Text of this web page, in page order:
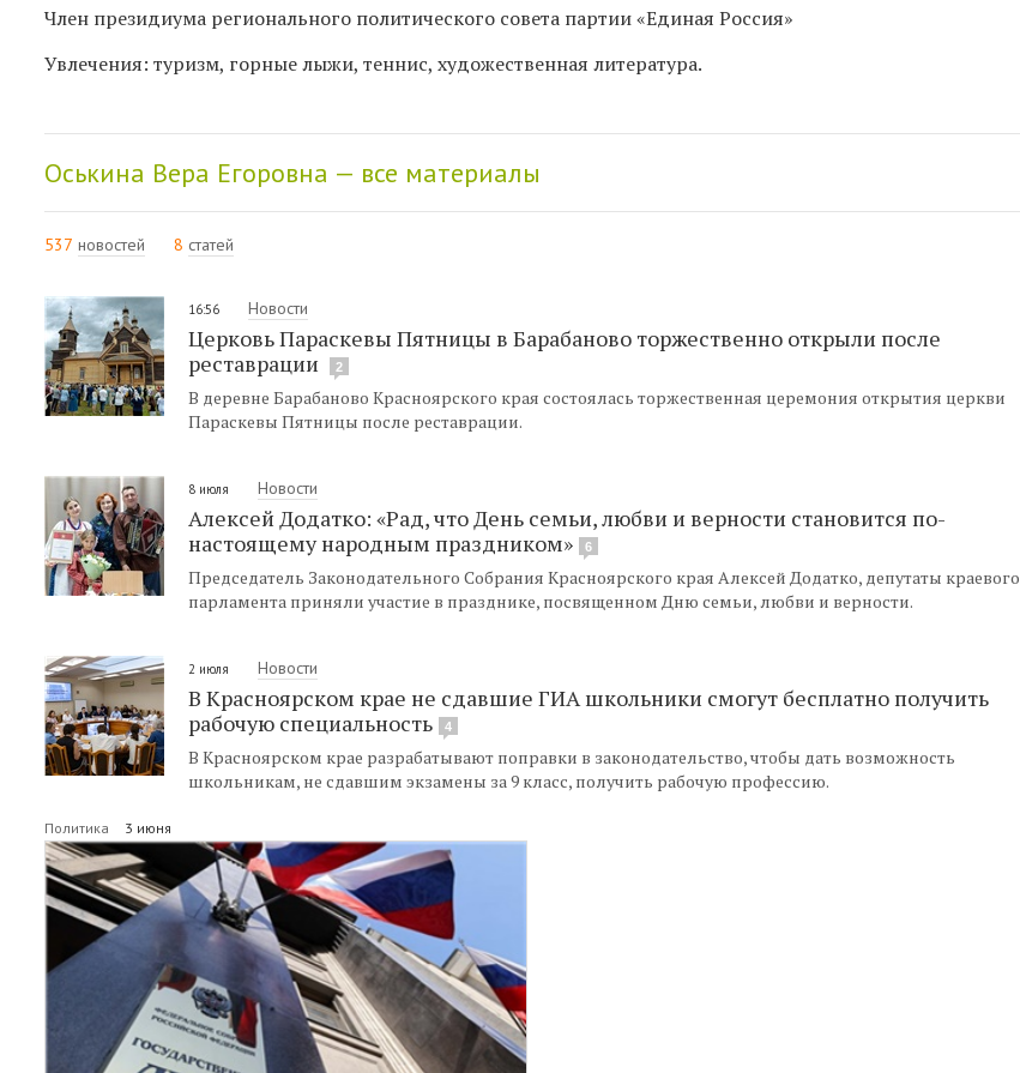
Член президиума регионального политического совета партии «Единая Россия»
Увлечения: туризм, горные лыжи, теннис, художественная литература.
Оськина Вера Егоровна — все материалы
537 новостей 8 статей
16:56 Новости
Церковь Параскевы Пятницы в Барабаново торжественно открыли после
реставрации
2
В деревне Барабаново Красноярского края состоялась торжественная церемония открытия церкви
Параскевы Пятницы после реставрации.
8 июля Новости
Алексей Додатко: «Рад, что День семьи, любви и верности становится по-
настоящему народным праздником»
6
Председатель Законодательного Собрания Красноярского края Алексей Додатко, депутаты краевого
парламента приняли участие в празднике, посвященном Дню семьи, любви и верности.
2 июля Новости
В Красноярском крае не сдавшие ГИА школьники смогут бесплатно получить
рабочую специальность
4
В Красноярском крае разрабатывают поправки в законодательство, чтобы дать возможность
школьникам, не сдавшим экзамены за 9 класс, получить рабочую профессию.
Политика 3 июня